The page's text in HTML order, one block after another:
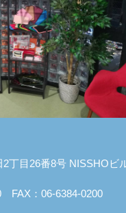
丁目26番8号 NISSHOビ
FAX：06-6384-0200